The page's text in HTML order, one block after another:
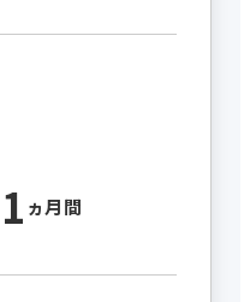
1 ヵ月間